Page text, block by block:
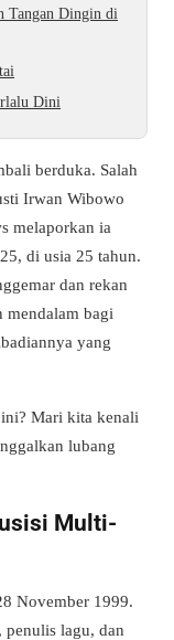
Tangan Dingin di
Dini
berduka. Salah
Irwan Wibowo
melaporkan ia
di usia 25 tahun.
dan rekan
mendalam bagi
yang
ini? Mari kita kenali
lubang
Multi-
November 1999.
lagu, dan